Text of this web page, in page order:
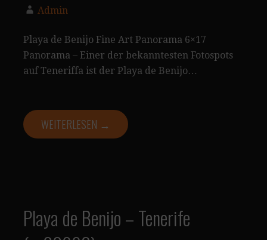
Admin
Playa de Benijo Fine Art Panorama 6×17
Panorama – Einer der bekanntesten Fotospots
auf Teneriffa ist der Playa de Benijo…
WEITERLESEN →
Playa de Benijo – Tenerife